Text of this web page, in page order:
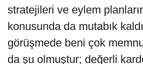
stratejileri ve eylem
konusunda da mutabık
görüşmede beni çok
da şu olmuştur; değerli